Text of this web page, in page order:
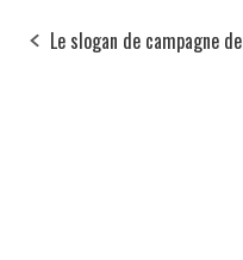
Le slogan de campagne